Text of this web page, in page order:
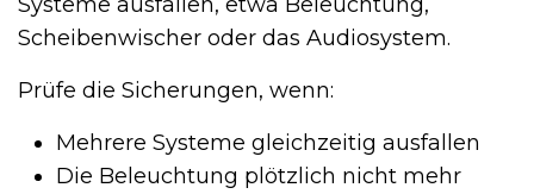
Scheibenwischer oder das Audiosystem.
Prüfe die Sicherungen, wenn:
Mehrere Systeme gleichzeitig ausfallen
Die Beleuchtung plötzlich nicht mehr